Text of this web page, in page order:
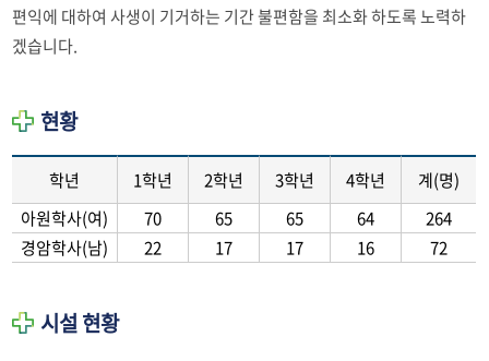
편익에 대하여 사생이 기거하는 기간 불편함을 최소화 하도록 노력하
겠습니다.
현황
학년 1학년 2학년 3학년 4학년
계(명)
아원학사(여)
70 65 65 64
264
경암학사(남)
22 17 17 16 72
시설 현황